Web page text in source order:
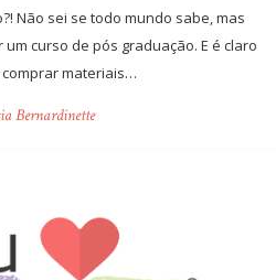
Não sei se todo mundo sabe, mas
curso de pós graduação. E é claro
materiais…
Bernardinette